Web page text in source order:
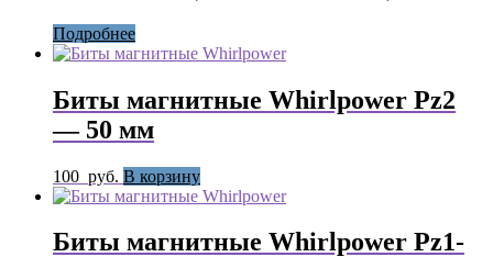
Подробнее
Биты магнитные Whirlpower Pz2
— 50 мм
100 руб. В корзину
Биты магнитные Whirlpower Pz1-